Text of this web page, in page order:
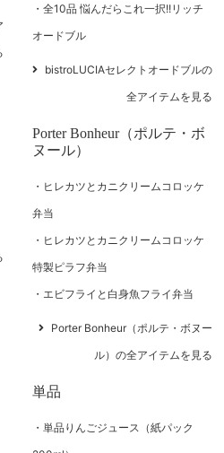
全10品 悩んだらこれ一択!!リッチ
オードブル
bistroLUCIAセレクトオードブルの
全アイテムを見る
Porter Bonheur（ポルテ・ボ
ヌール）
ヒレカツとカニクリームコロッケ
弁当
ヒレカツとカニクリームコロッケ
特製ピラフ弁当
エビフライと白身魚フライ弁当
Porter Bonheur（ポルテ・ボヌー
ル）の全アイテムを見る
単品
単品りんごジュース（紙パック